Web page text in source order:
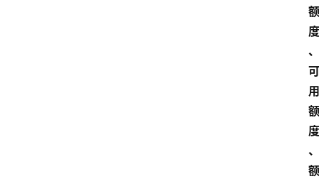
额
度
、
可
用
额
度
、
额